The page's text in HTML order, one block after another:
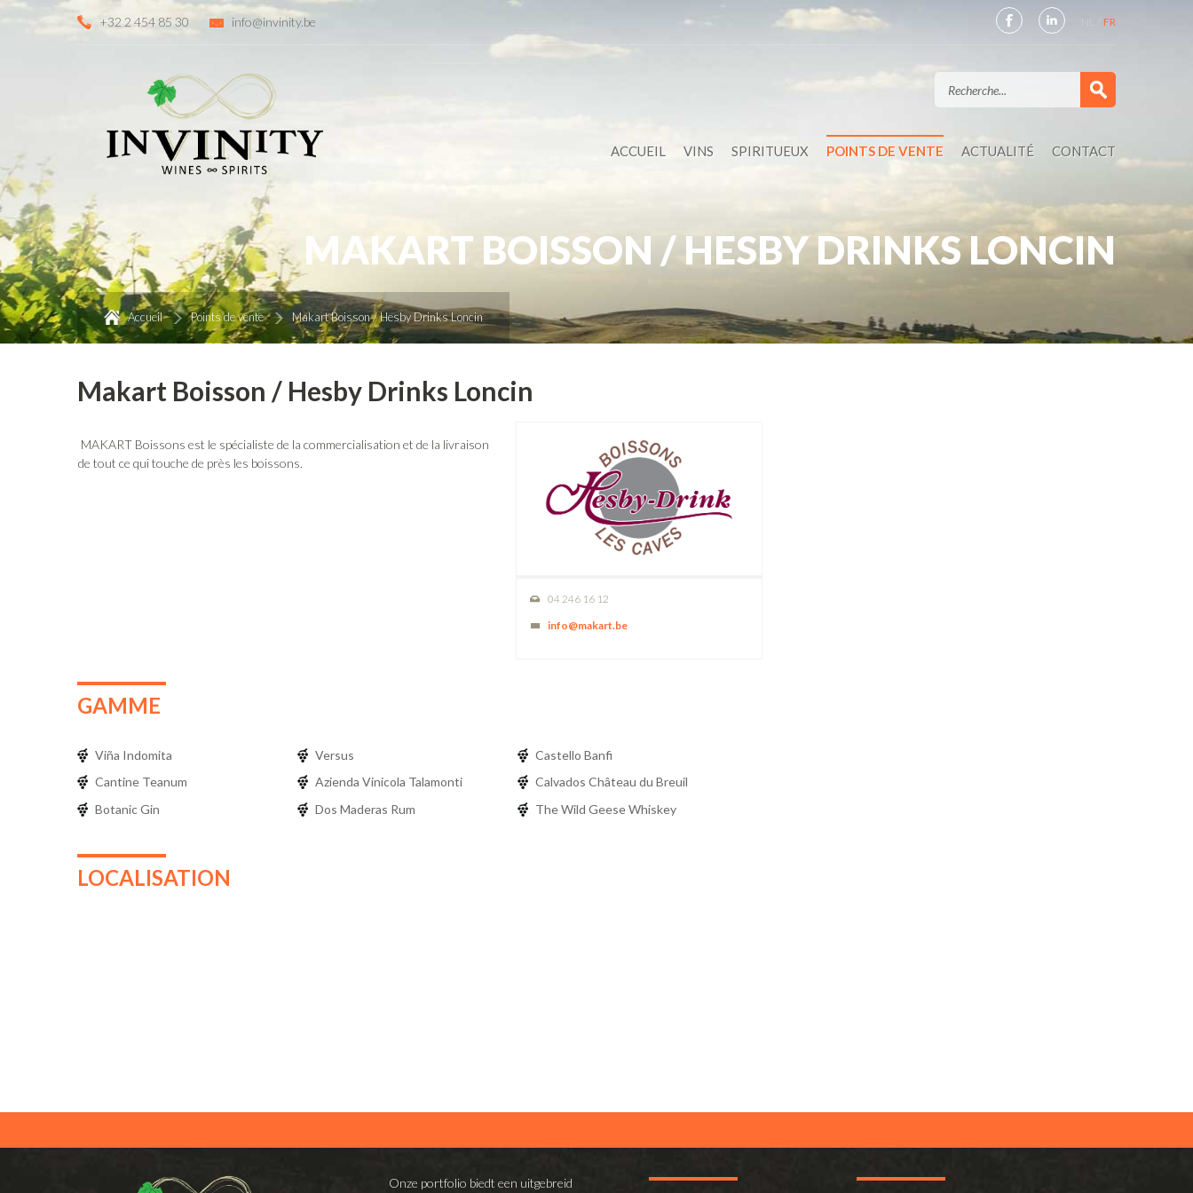
+32 2 454 85 30 info@invinity.be FR
ACCUEIL VINS SPIRITUEUX POINTS DE VENTE ACTUALITÉ CONTACT
MAKART BOISSON / HESBY DRINKS LONCIN
Accueil Points de vente Makart Boisson / Hesby Drinks Loncin
Makart Boisson / Hesby Drinks Loncin
MAKART Boissons est le spécialiste de la commercialisation et de la livraison
de tout ce qui touche de près les boissons.
04 246 16 12
info@makart.be
GAMME
Viña Indomita Versus
Castello Banfi
Cantine Teanum
Azienda Vinicola Talamonti
Calvados Château du Breuil
Botanic Gin
Dos Maderas Rum The Wild Geese Whiskey
LOCALISATION
Onze portfolio biedt een uitgebreid